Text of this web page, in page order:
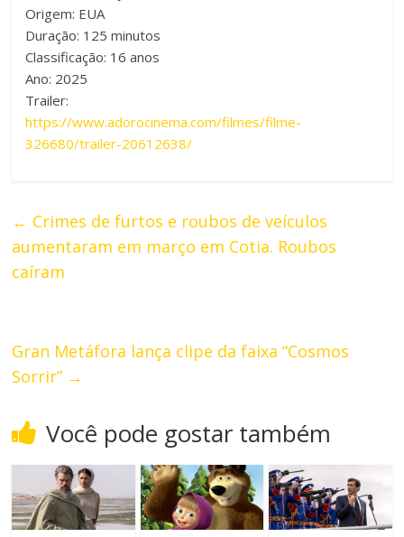
Origem: EUA
Duração: 125 minutos
Classificação: 16 anos
Ano: 2025
Trailer:
https://www.adorocinema.com/filmes/filme-
326680/trailer-20612638/
← Crimes de furtos e roubos de veículos
aumentaram em março em Cotia. Roubos
caíram
Gran Metáfora lança clipe da faixa “Cosmos
Sorrir” →
Você pode gostar também